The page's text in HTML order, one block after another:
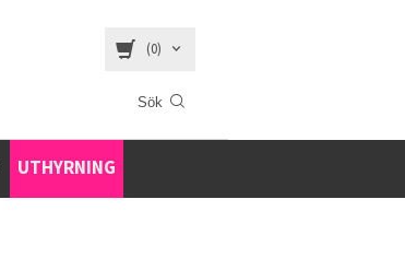
(0)
UTHYRNING